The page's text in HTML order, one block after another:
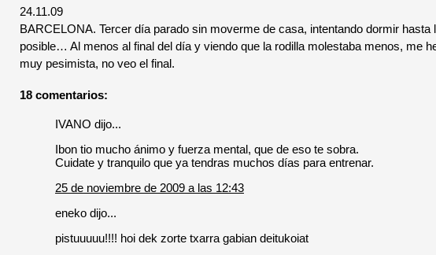
24.11.09
BARCELONA. Tercer día parado sin moverme de casa, intentando dormir
posible… Al menos al final del día y viendo que la rodilla molestaba menos, me
muy pesimista, no veo el final.
18 comentarios:
IVANO dijo...
Ibon tio mucho ánimo y fuerza mental, que de eso te sobra.
Cuidate y tranquilo que ya tendras muchos días para entrenar.
25 de noviembre de 2009 a las 12:43
eneko dijo...
pistuuuuu!!!! hoi dek zorte txarra gabian deitukoiat